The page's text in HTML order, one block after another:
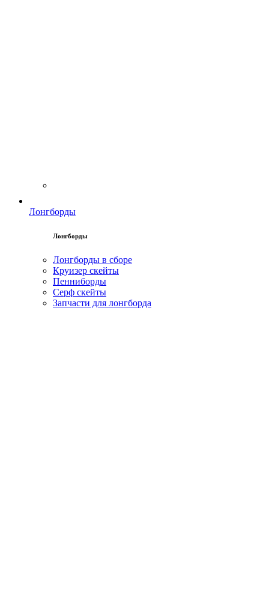
Лонгборды
Лонгборды
Лонгборды в сборе
Круизер скейты
Пенниборды
Серф скейты
Запчасти для лонгборда